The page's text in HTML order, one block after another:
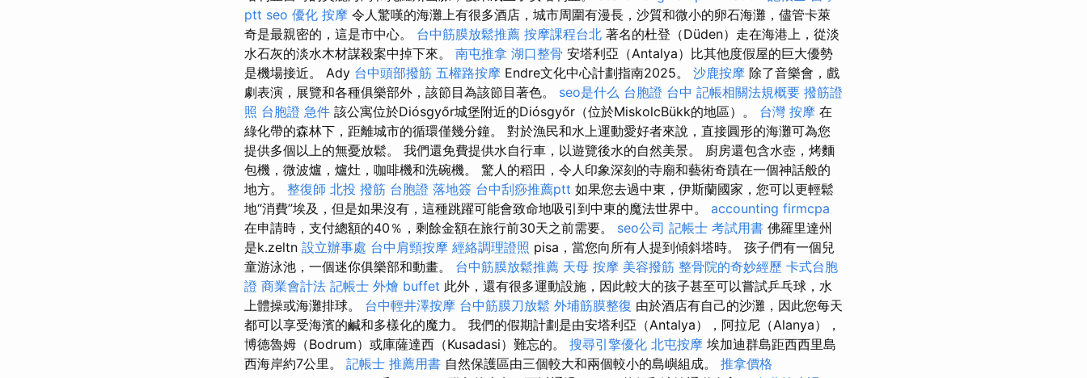
ptt seo 優化 按摩 令人驚嘆的海灘上有很多酒店，城市周圍有漫長，沙質和微小的卵石海灘，儘管卡萊
奇是最親密的，這是市中心。 台中筋膜放鬆推薦 按摩課程台北 著名的杜登（Düden）走在海港上，從淡
水石灰的淡水木材謀殺案中掉下來。 南屯推拿 湖口整骨 安塔利亞（Antalya）比其他度假屋的巨大優勢
是機場接近。 Ady 台中頭部撥筋 五權路按摩 Endre文化中心計劃指南2025。 沙鹿按摩 除了音樂會，戲
劇表演，展覽和各種俱樂部外，該節目為該節目著色。 seo是什么 台胞證 台中 記帳相關法規概要 撥筋證
照 台胞證 急件 該公寓位於Diósgyőr城堡附近的Diósgyőr（位於MiskolcBükk的地區）。 台灣 按摩 在
綠化帶的森林下，距離城市的循環僅幾分鐘。 對於漁民和水上運動愛好者來說，直接圓形的海灘可為您
提供多個以上的無憂放鬆。 我們還免費提供水自行車，以遊覽後水的自然美景。 廚房還包含水壺，烤麵
包機，微波爐，爐灶，咖啡機和洗碗機。 驚人的稻田，令人印象深刻的寺廟和藝術奇蹟在一個神話般的
地方。 整復師 北投 撥筋 台胞證 落地簽 台中刮痧推薦ptt 如果您去過中東，伊斯蘭國家，您可以更輕鬆
地“消費”埃及，但是如果沒有，這種跳躍可能會致命地吸引到中東的魔法世界中。 accounting firmcpa
在申請時，支付總額的40％，剩餘金額在旅行前30天之前需要。 seo公司 記帳士 考試用書 佛羅里達州
是k.zeltn 設立辦事處 台中肩頸按摩 經絡調理證照 pisa，當您向所有人提到傾斜塔時。 孩子們有一個兒
童游泳池，一個迷你俱樂部和動畫。 台中筋膜放鬆推薦 天母 按摩 美容撥筋 整骨院的奇妙經歷 卡式台胞
證 商業會計法 記帳士 外燴 buffet 此外，還有很多運動設施，因此較大的孩子甚至可以嘗試乒乓球，水
上體操或海灘排球。 台中輕井澤按摩 台中筋膜刀放鬆 外埔筋膜整復 由於酒店有自己的沙灘，因此您每天
都可以享受海濱的鹹和多樣化的魔力。 我們的假期計劃是由安塔利亞（Antalya），阿拉尼（Alanya），
博德魯姆（Bodrum）或庫薩達西（Kusadasi）難忘的。 搜尋引擎優化 北屯按摩 埃加迪群島距西西里島
西海岸約7公里。 記帳士 推薦用書 自然保護區由三個較大和兩個較小的島嶼組成。 推拿價格